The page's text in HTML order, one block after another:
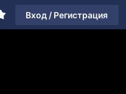
Вход / Регистрация